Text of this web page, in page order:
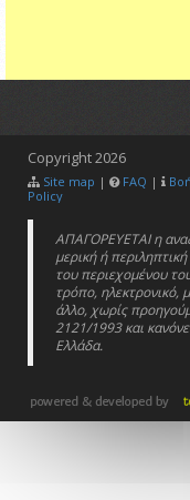
Copyright2026
Site map | FAQ |
Policy
ΑΠΑΓΟΡΕΥΕΤΑΙ η
μερική ή
του περιεχομένου
τρόπο,
άλλο, χωρίς
2121/1993 και
Ελλάδα.